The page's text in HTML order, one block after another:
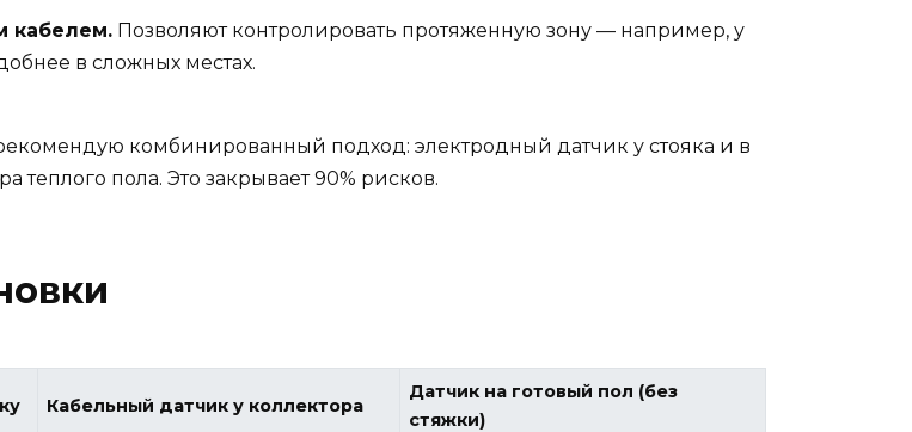
кабелем. Позволяют контролировать протяженную зону — например, у
в сложных местах.
комбинированный подход: электродный датчик у стояка и в
теплого пола. Это закрывает 90% рисков.
Кабельный датчик у коллектора
Датчик на готовый пол (без
стяжки)